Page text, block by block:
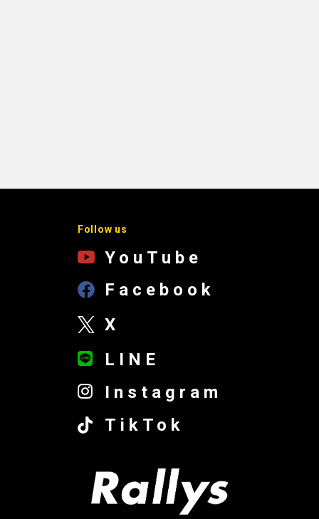
Follow us
YouTube
Facebook
X
LINE
Instagram
TikTok